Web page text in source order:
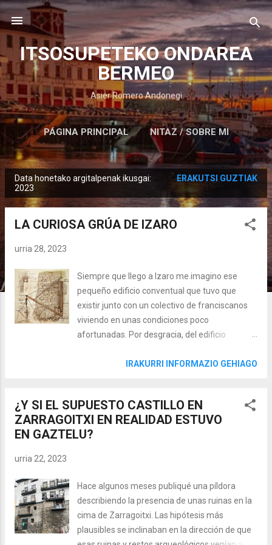
Saltatu eta joan eduki nagusira
ITSOSUPETEKO ONDAREA
BERMEO
Asier Romero Andonegi
PÁGINA PRINCIPAL NITAZ / SOBRE MI
M
e
Data honetako argitalpenak ikusgai:
2023
ERAKUTSI GUZTIAK
LA CURIOSA GRÚA DE IZARO
urria 28, 2023
Siempre que llego a Izaro me imagino ese
pequeño edificio conventual que tuvo que
existir junto con un colectivo de franciscanos
viviendo en unas condiciones poco
afortunadas. Por desgracia, del edificio
fachada en la que se puede apreciar una
para el agua o fragmentos de la calzada y
escaleras que llegaban hasta la iglesia. Ahora
bien, en su fachada SE y en la parte inferior,
una curiosa y desapercibida ménsula de piedra
con un orificio cuadrado en su parte central,
¿de qué se trata? ¿tenéis curiosidad? Dentro
video ... ¿Qué datos documentales tenemos
sobre esta escalera? Como os imagináis las
IRAKURRI INFORMAZIO GEHIAGO
¿Y SI EL SUPUESTO CASTILLO EN
ZARRAGOITXI EN REALIDAD ESTUVO
EN GAZTELU?
urria 22, 2023
Hace algunos meses publiqué una píldora
describiendo la presencia de unas ruinas en la
cima de Zarragoitxi. Las hipótesis más
plausibles se inclinaban en la dirección de que